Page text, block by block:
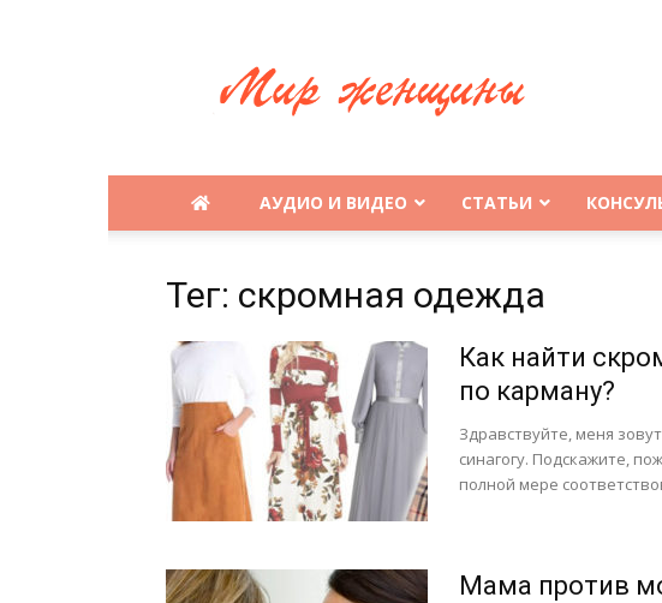
женщиной
АУДИО И ВИДЕО СТАТЬИ
Тег: скромная одежда
Как найти
по карману?
Здравствуйте, меня
синагогу. Подскажите,
полной мере
Мама против